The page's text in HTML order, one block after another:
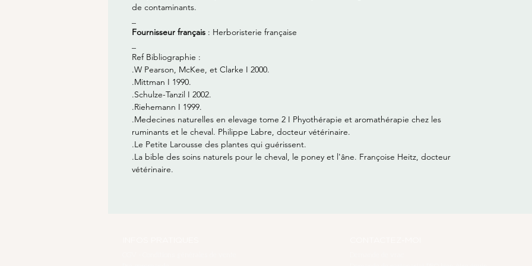
de contaminants.
Fournisseur français : Herboristerie française
Ref Bibliographie :
.W Pearson, McKee, et Clarke I 2000.
.Mittman I 1990.
.Schulze-Tanzil I 2002.
.Riehemann I 1999.
.Medecines naturelles en elevage tome 2 I Phyothérapie et aromathérapie chez les
ruminants et le cheval. Philippe Labre, docteur vétérinaire.
.Le Petite Larousse des plantes qui guérissent.
.La bible des soins naturels pour le cheval, le poney et l'âne. Françoise Heitz, docteur
vétérinaire.